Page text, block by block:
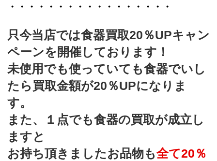
・・・・・・・・・・・・・・・・・
只今当店では食器買取20％UPキャン
ペーンを開催しております！
未使用でも使っていても食器でいし
たら買取金額が20％UPになりま
す。
また、１点でも食器の買取が成立し
ますと
お持ち頂きましたお品物も全て20％